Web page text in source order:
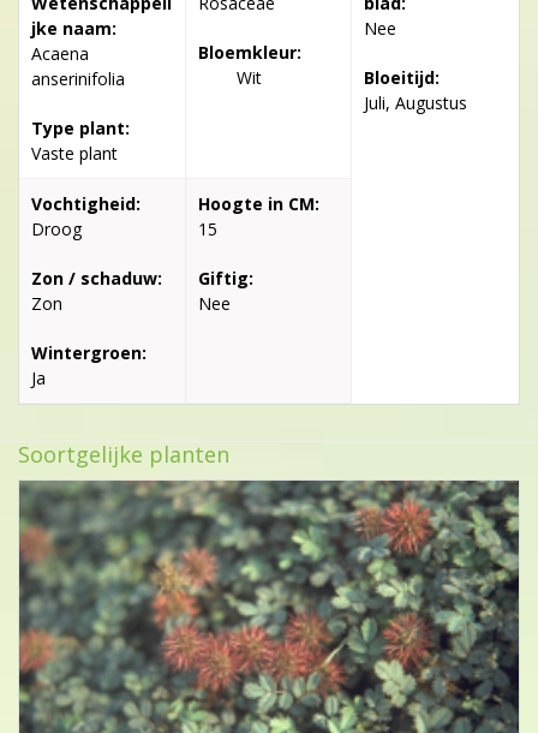
jke naam:
Acaena
anserinifolia
Type plant:
Vaste plant
Bloemkleur:
Wit
Nee
Bloeitijd:
Juli, Augustus
Vochtigheid:
Droog
Zon / schaduw:
Zon
Wintergroen:
Ja
Hoogte in CM:
15
Giftig:
Nee
Soortgelijke planten